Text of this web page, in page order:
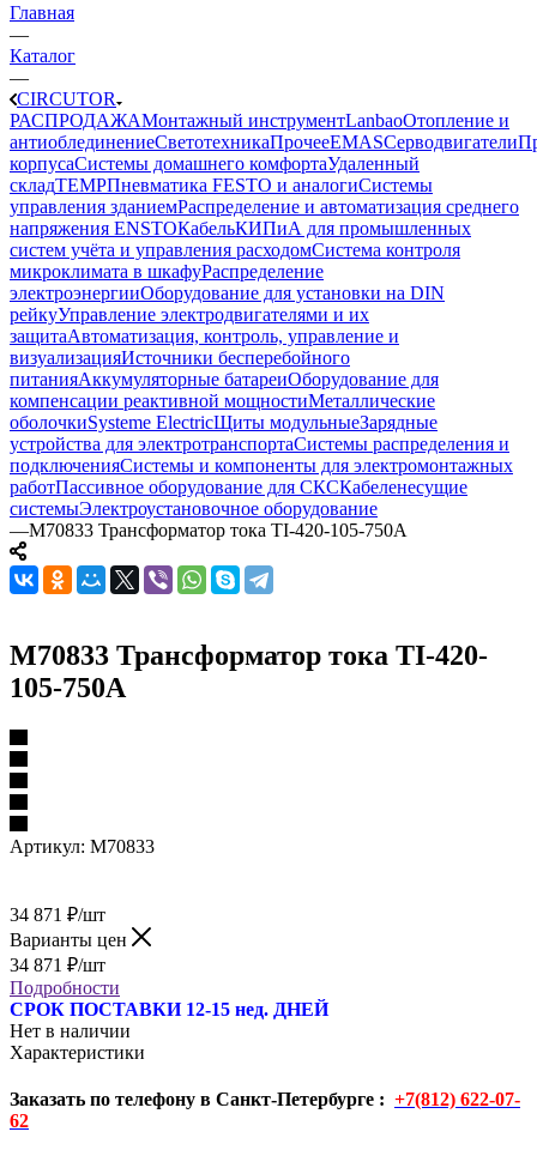
Главная
—
Каталог
—
CIRCUTOR
РАСПРОДАЖАМонтажный инструментLanbaoОтопление и
антиоблединениеСветотехникаПрочееEMASCерводвигатели
корпусаСистемы домашнего комфортаУдаленный
складTEMPПневматика FESTO и аналогиСистемы
управления зданиемРаспределение и автоматизация среднего
напряжения ENSTOКабельКИПиА для промышленных
систем учёта и управления расходомСистема контроля
микроклимата в шкафуРаспределение
электроэнергииОборудование для установки на DIN
рейкуУправление электродвигателями и их
защитаАвтоматизация, контроль, управление и
визуализацияИсточники бесперебойного
питанияАккумуляторные батареиОборудование для
компенсации реактивной мощностиМеталлические
оболочкиSysteme ElectricЩиты модульныеЗарядные
устройства для электротранспортаСистемы распределения и
подключенияСистемы и компоненты для электромонтажных
работПассивное оборудование для СКСКабеленесущие
системыЭлектроустановочное оборудование
—M70833 Трансформатор тока TI-420-105-750A
M70833 Трансформатор тока TI-420-
105-750A
Артикул: M70833
34 871 ₽/шт
Варианты цен
34 871 ₽/шт
Подробности
СРОК ПОСТАВКИ 12-15 нед. ДНЕЙ
Нет в наличии
Характеристики
Заказать по телефону в Санкт-Петербурге : +7(812) 622-07-
62